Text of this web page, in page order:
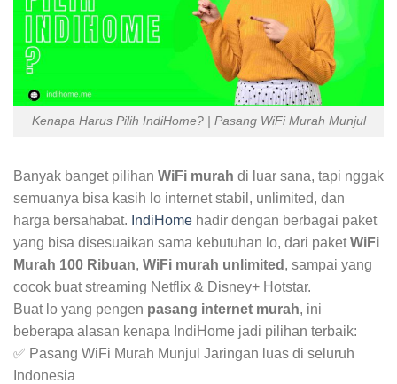
Kenapa Harus Pilih IndiHome? | Pasang WiFi Murah Munjul
Banyak banget pilihan WiFi murah di luar sana, tapi nggak
semuanya bisa kasih lo internet stabil, unlimited, dan
harga bersahabat. IndiHome hadir dengan berbagai paket
yang bisa disesuaikan sama kebutuhan lo, dari paketWiFi
Murah 100 Ribuan, WiFi murah unlimited , sampai yang
cocok buat streaming Netflix & Disney+ Hotstar.
Buat lo yang pengen pasang internet murah, ini
beberapa alasan kenapa IndiHome jadi pilihan terbaik:
✅ Pasang WiFi Murah Munjul Jaringan luas di seluruh
Indonesia